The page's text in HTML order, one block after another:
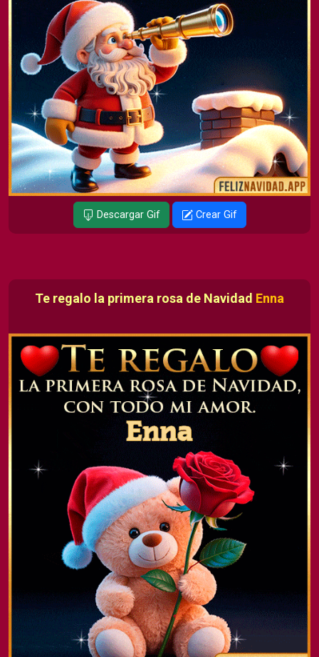
Descargar Gif Crear Gif
Te regalo la primera rosa de Navidad Enna